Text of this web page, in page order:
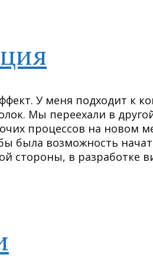
У меня подходит к
Мы переехали в
процессов на новом
была возможность
стороны, в разработке